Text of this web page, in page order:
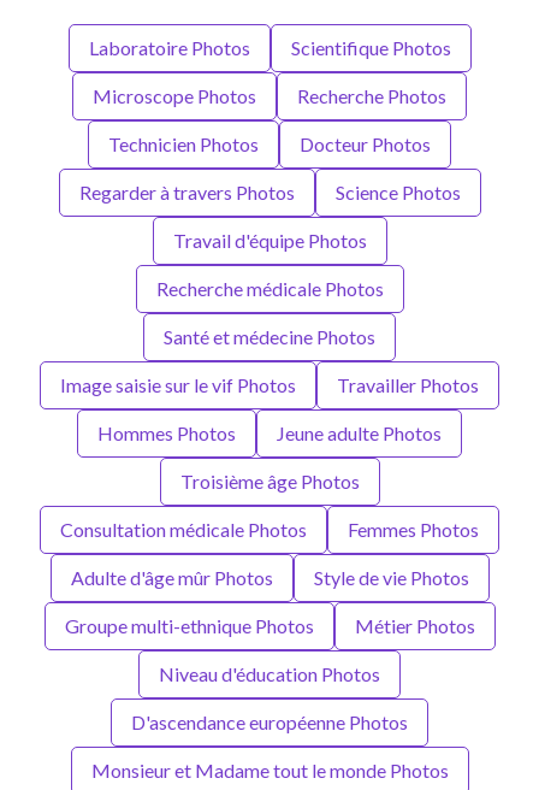
Laboratoire Photos Scientifique Photos
Microscope Photos Recherche Photos
Technicien Photos Docteur Photos
Regarder à travers Photos Science Photos
Travail d'équipe Photos
Recherche médicale Photos
Santé et médecine Photos
Image saisie sur le vif Photos Travailler Photos
Hommes Photos Jeune adulte Photos
Troisième âge Photos
Consultation médicale Photos Femmes Photos
Adulte d'âge mûr Photos Style de vie Photos
Groupe multi-ethnique Photos Métier Photos
Niveau d'éducation Photos
D'ascendance européenne Photos
Monsieur et Madame tout le monde Photos